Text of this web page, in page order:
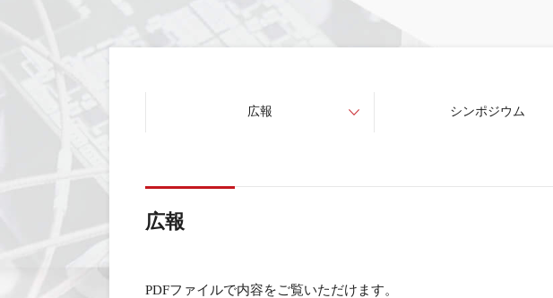
広報 シンポジウム
広報
PDFファイルで内容をご覧いただけます。